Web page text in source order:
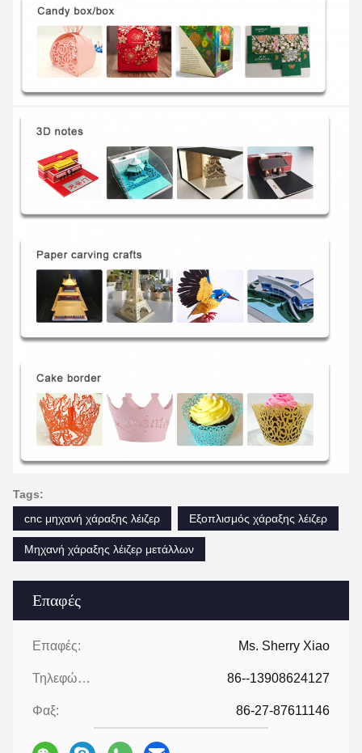
Επαφές
Επαφές: Ms. Sherry Xiao
Τηλεφώνημα: 86--13908624127
Φαξ: 86-27-87611146
Tags:
cnc μηχανή χάραξης λέιζερ
Εξοπλισμός χάραξης λέιζερ
Μηχανή χάραξης λέιζερ μετάλλων